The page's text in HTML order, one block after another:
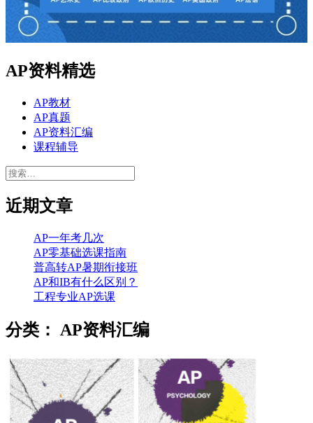
AP资料精选
AP教材
AP真题
AP资料汇编
课程辅导
搜
近期文章
AP一年考几次
AP零基础选课指南
普高转AP暑期衔接班
AP和IB有什么区别？
工程专业AP选课
分类： AP资料汇编